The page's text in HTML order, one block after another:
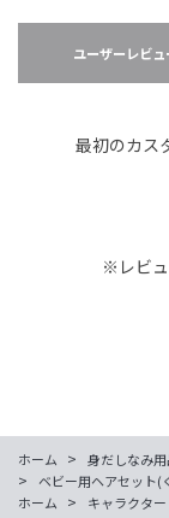
ユーザーレビュ
最初のカス
※レビ
ホーム > 身だしなみ
>
ベビー用ヘアセット(
ホーム
> キャラクター